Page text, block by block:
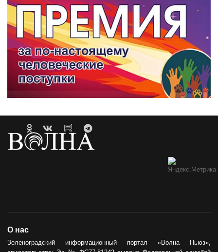
О нас
Зеленоградский информационный портал «Волна Ньюз»,